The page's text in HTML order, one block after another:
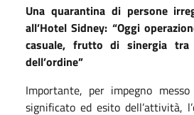
Una quarantina di persone
all’Hotel Sidney: “Oggi
casuale, frutto di sinergia
dell’ordine”
Importante, per impegno
significato ed esito dell’attività,